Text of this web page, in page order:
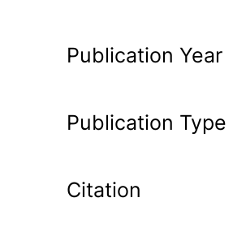
Publication Year
Publication Type
Citation